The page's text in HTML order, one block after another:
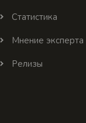
Статистика
Мнение эксперта
Релизы